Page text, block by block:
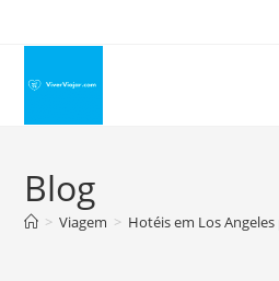
conteúdo
Blog
> Viagem > Hotéis em Los